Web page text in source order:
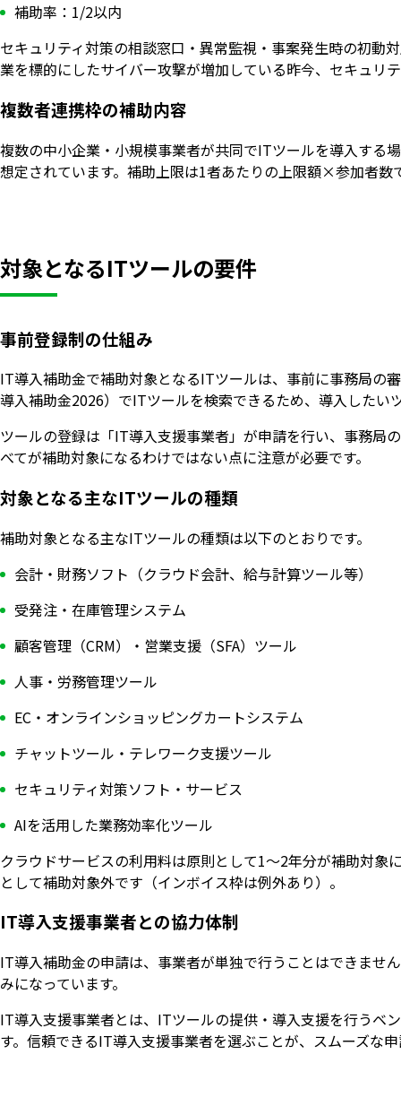
補助率：1/2以内
セキュリティ対策の相談窓口・異常監視・事案発生時の初動
業を標的にしたサイバー攻撃が増加している昨今、セキュリ
複数者連携枠の補助内容
複数の中小企業・小規模事業者が共同でITツールを導入する
想定されています。補助上限は1者あたりの上限額×参加者
対象となるITツールの要件
事前登録制の仕組み
IT導入補助金で補助対象となるITツールは、事前に事務局の
導入補助金2026）でITツールを検索できるため、導入した
ツールの登録は「IT導入支援事業者」が申請を行い、事務局
べてが補助対象になるわけではない点に注意が必要です。
対象となる主なITツールの種類
補助対象となる主なITツールの種類は以下のとおりです。
会計・財務ソフト（クラウド会計、給与計算ツール等）
受発注・在庫管理システム
顧客管理（CRM）・営業支援（SFA）ツール
人事・労務管理ツール
EC・オンラインショッピングカートシステム
チャットツール・テレワーク支援ツール
セキュリティ対策ソフト・サービス
AIを活用した業務効率化ツール
クラウドサービスの利用料は原則として1〜2年分が補助対
として補助対象外です（インボイス枠は例外あり）。
IT導入支援事業者との協力体制
IT導入補助金の申請は、事業者が単独で行うことはできませ
みになっています。
IT導入支援事業者とは、ITツールの提供・導入支援を行うベ
す。信頼できるIT導入支援事業者を選ぶことが、スムーズな